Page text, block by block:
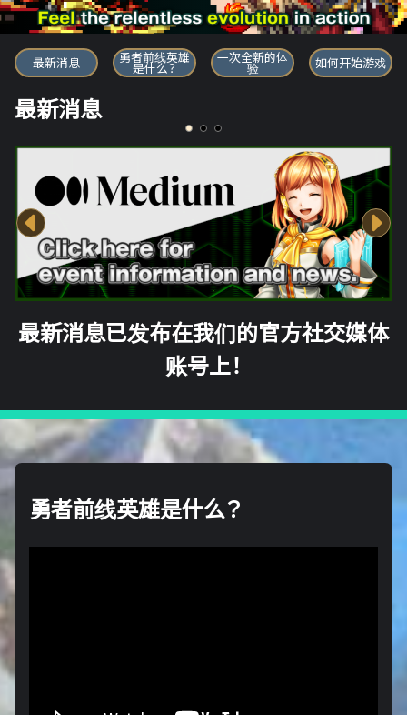
勇者前线英雄
最新消息 勇者前线英雄
是什么？
一次全新的体
验 如何开始游戏
最新消息
最新消息已发布在我们的官方社交媒体
账号上！
勇者前线英雄是什么？